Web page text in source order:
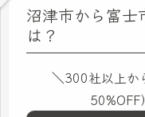
沼津市から富士
は？
＼300社以上か